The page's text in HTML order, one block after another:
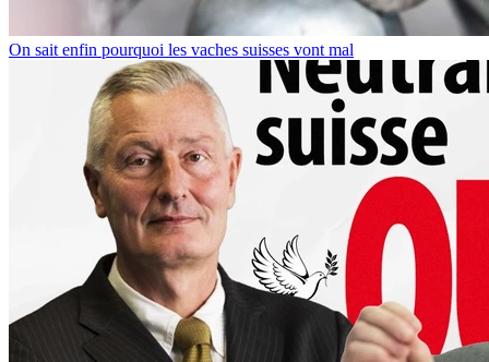
On sait enfin pourquoi les vaches suisses vont mal